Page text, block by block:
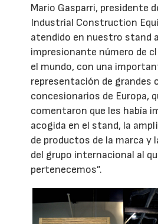
Mario Gasparri, presidente
Industrial Construction
atendido en nuestro stand
impresionante número de
el mundo, con una
representación de grandes
concesionarios de Europa,
comentaron que les había
acogida en el stand, la
de productos de la marca y
del grupo internacional al
pertenecemos”.